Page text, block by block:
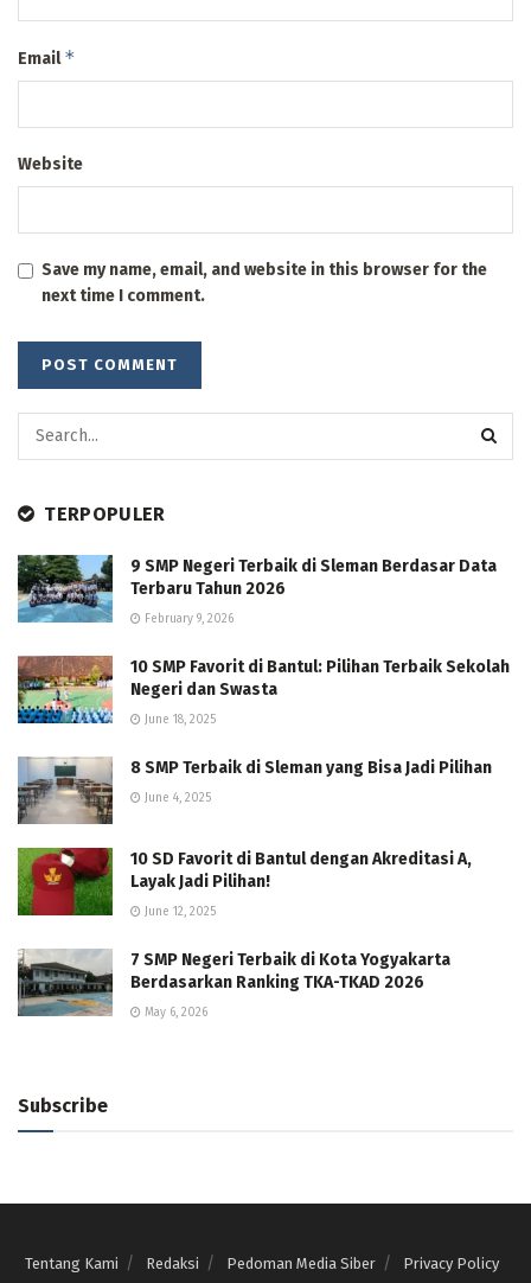
Email*
Website
Save my name, email, and website in this browser for the
next time I comment.
TERPOPULER
9 SMP Negeri Terbaik di Sleman Berdasar Data
Terbaru Tahun 2026
February 9, 2026
10 SMP Favorit di Bantul: Pilihan Terbaik Sekolah
Negeri dan Swasta
June 18, 2025
8 SMP Terbaik di Sleman yang Bisa Jadi Pilihan
June 4, 2025
10 SD Favorit di Bantul dengan Akreditasi A,
Layak Jadi Pilihan!
June 12, 2025
7 SMP Negeri Terbaik di Kota Yogyakarta
Berdasarkan Ranking TKA-TKAD 2026
May 6, 2026
Subscribe
Tentang Kami Redaksi Pedoman Media Siber Privacy Policy